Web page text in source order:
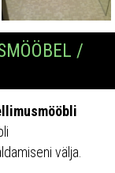
/
välja.